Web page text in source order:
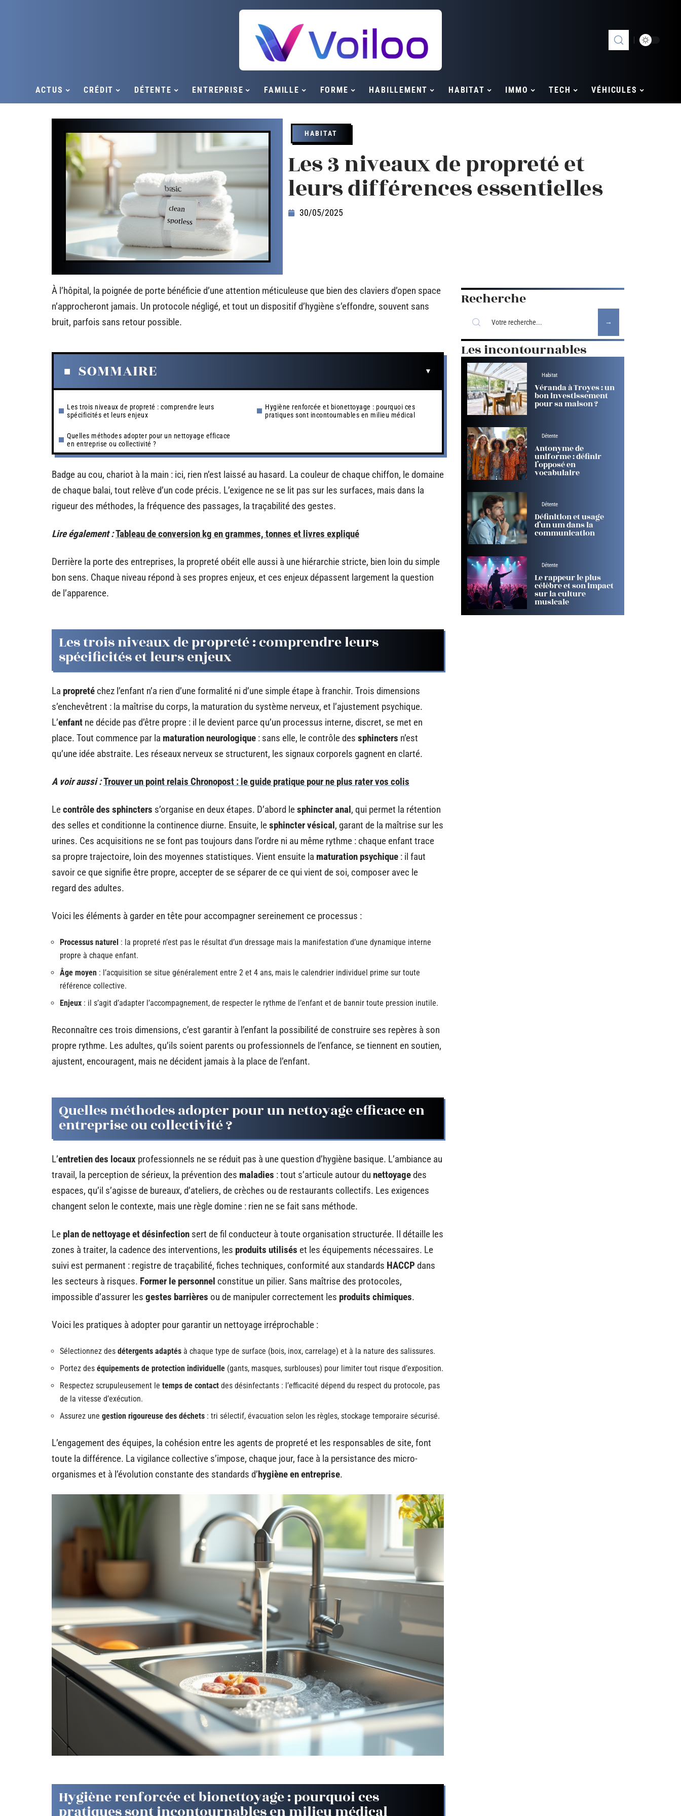
ACTUS CRÉDIT DÉTENTE ENTREPRISE FAMILLE FORME HABILLEMENT HABITAT IMMO TECH VÉHICULES
HABITAT
Les 3 niveaux de propreté et
leurs différences essentielles
30/05/2025
À l’hôpital, la poignée de porte bénéficie d’une attention méticuleuse que bien des claviers d’open space
n’approcheront jamais. Un protocole négligé, et tout un dispositif d’hygiène s’effondre, souvent sans
bruit, parfois sans retour possible.
SOMMAIRE
Les trois niveaux de propreté : comprendre leurs
spécificités et leurs enjeux
Quelles méthodes adopter pour un nettoyage efficace
en entreprise ou collectivité ?
Hygiène renforcée et bionettoyage : pourquoi ces
pratiques sont incontournables en milieu médical
Badge au cou, chariot à la main : ici, rien n’est laissé au hasard. La couleur de chaque chiffon, le domaine
de chaque balai, tout relève d’un code précis. L’exigence ne se lit pas sur les surfaces, mais dans la
rigueur des méthodes, la fréquence des passages, la traçabilité des gestes.
Lire également :Tableau de conversion kg en grammes, tonnes et livres expliqué
Derrière la porte des entreprises, la propreté obéit elle aussi à une hiérarchie stricte, bien loin du simple
bon sens. Chaque niveau répond à ses propres enjeux, et ces enjeux dépassent largement la question
de l’apparence.
Les trois niveaux de propreté : comprendre leurs
spécificités et leurs enjeux
La propreté chez l’enfant n’a rien d’une formalité ni d’une simple étape à franchir. Trois dimensions
s’enchevêtrent : la maîtrise du corps, la maturation du système nerveux, et l’ajustement psychique.
L’enfant ne décide pas d’être propre : il le devient parce qu’un processus interne, discret, se met en
place. Tout commence par la maturation neurologique : sans elle, le contrôle des sphincters n’est
qu’une idée abstraite. Les réseaux nerveux se structurent, les signaux corporels gagnent en clarté.
A voir aussi :Trouver un point relais Chronopost : le guide pratique pour ne plus rater vos colis
Lecontrôle des sphincters s’organise en deux étapes. D’abord lesphincter anal, qui permet la rétention
des selles et conditionne la continence diurne. Ensuite, lesphincter vésical, garant de la maîtrise sur les
urines. Ces acquisitions ne se font pas toujours dans l’ordre ni au même rythme : chaque enfant trace
sa propre trajectoire, loin des moyennes statistiques. Vient ensuite la maturation psychique : il faut
savoir ce que signifie être propre, accepter de se séparer de ce qui vient de soi, composer avec le
regard des adultes.
Voici les éléments à garder en tête pour accompagner sereinement ce processus :
Processus naturel : la propreté n’est pas le résultat d’un dressage mais la manifestation d’une dynamique interne
propre à chaque enfant.
Âge moyen : l’acquisition se situe généralement entre 2 et 4 ans, mais le calendrier individuel prime sur toute
référence collective.
Enjeux : il s’agit d’adapter l’accompagnement, de respecter le rythme de l’enfant et de bannir toute pression inutile.
Reconnaître ces trois dimensions, c’est garantir à l’enfant la possibilité de construire ses repères à son
propre rythme. Les adultes, qu’ils soient parents ou professionnels de l’enfance, se tiennent en soutien,
ajustent, encouragent, mais ne décident jamais à la place de l’enfant.
Quelles méthodes adopter pour un nettoyage efficace en
entreprise ou collectivité ?
L’entretien des locaux professionnels ne se réduit pas à une question d’hygiène basique. L’ambiance au
travail, la perception de sérieux, la prévention des maladies : tout s’articule autour du nettoyagedes
espaces, qu’il s’agisse de bureaux, d’ateliers, de crèches ou de restaurants collectifs. Les exigences
changent selon le contexte, mais une règle domine : rien ne se fait sans méthode.
Le plan de nettoyage et désinfection sert de fil conducteur à toute organisation structurée. Il détaille les
zones à traiter, la cadence des interventions, les produits utilisés et les équipements nécessaires. Le
suivi est permanent : registre de traçabilité, fiches techniques, conformité aux standards HACCP dans
les secteurs à risques. Former le personnel constitue un pilier. Sans maîtrise des protocoles,
impossible d’assurer les gestes barrières ou de manipuler correctement les produits chimiques.
Voici les pratiques à adopter pour garantir un nettoyage irréprochable :
Sélectionnez des détergents adaptés à chaque type de surface (bois, inox, carrelage) et à la nature des salissures.
Portez des équipements de protection individuelle (gants, masques, surblouses) pour limiter tout risque d’exposition.
Respectez scrupuleusement le temps de contact des désinfectants : l’efficacité dépend du respect du protocole, pas
de la vitesse d’exécution.
Assurez une gestion rigoureuse des déchets : tri sélectif, évacuation selon les règles, stockage temporaire sécurisé.
L’engagement des équipes, la cohésion entre les agents de propreté et les responsables de site, font
toute la différence. La vigilance collective s’impose, chaque jour, face à la persistance des micro-
organismes et à l’évolution constante des standards d’hygiène en entreprise.
Hygiène renforcée et bionettoyage : pourquoi ces
pratiques sont incontournables en milieu médical
Recherche
Les incontournables
Habitat
Véranda à Troyes : un
bon investissement
pour sa maison ?
Détente
Antonyme de
uniforme : définir
l’opposé en
vocabulaire
Détente
Définition et usage
d’un um dans la
communication
Détente
Le rappeur le plus
célèbre et son impact
sur la culture
musicale